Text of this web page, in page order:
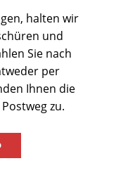
halten wir
und
Sie nach
per
Ihnen die
zu.